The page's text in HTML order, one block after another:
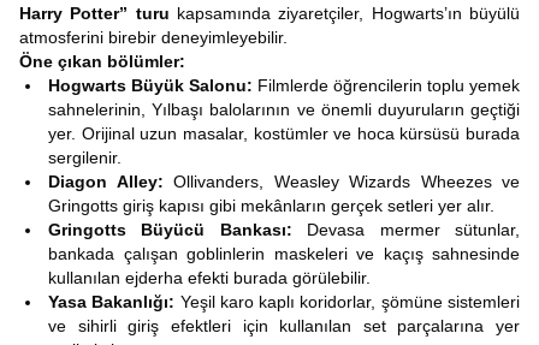
Harry Potter” turu kapsamında ziyaretçiler, Hogwarts’ın büyülü
atmosferini birebir deneyimleyebilir.
Öne çıkan bölümler:
Hogwarts Büyük Salonu: Filmlerde öğrencilerin toplu yemek
sahnelerinin, Yılbaşı balolarının ve önemli duyuruların geçtiği
yer. Orijinal uzun masalar, kostümler ve hoca kürsüsü burada
sergilenir.
Diagon Alley: Ollivanders, Weasley Wizards Wheezes ve
Gringotts giriş kapısı gibi mekânların gerçek setleri yer alır.
Gringotts Büyücü Bankası: Devasa mermer sütunlar,
bankada çalışan goblinlerin maskeleri ve kaçış sahnesinde
kullanılan ejderha efekti burada görülebilir.
Yasa Bakanlığı: Yeşil karo kaplı koridorlar, şömüne sistemleri
ve sihirli giriş efektleri için kullanılan set parçalarına yer